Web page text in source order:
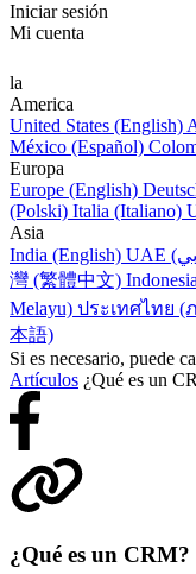
Iniciar sesión
Mi cuenta
la
America
United States (English)
México (Español)
Europa
Europe (English)
(Polski) Italia (Italiano)
Asia
India (English)
灣 (繁體中文)
Melayu) ประเทศไทย (
本語)
Si es necesario, puede
Artículos ¿Qué es un
¿Qué es un